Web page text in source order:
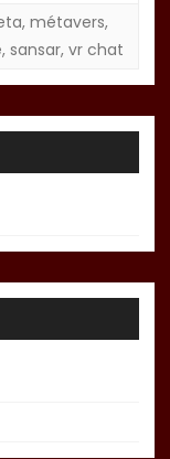
, métavers,
, sansar, vr chat